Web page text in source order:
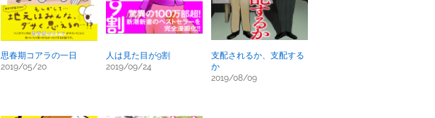
思春期コアラの一日
2019/05/20
人は見た目が9割
2019/09/24
支配されるか、支配する
か
2019/08/09